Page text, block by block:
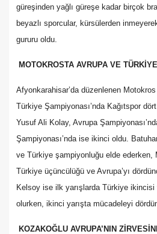
güreşinden yağlı güreşe kadar birçok
beyazlı sporcular, kürsülerden
gururu oldu.
MOTOKROSTA AVRUPA VE
Afyonkarahisar’da düzenlenen
Türkiye Şampiyonası’nda Kağıtspor
Yusuf Ali Kolay, Avrupa
Şampiyonası’nda ise ikinci oldu.
ve Türkiye şampiyonluğu elde ederken,
Türkiye üçüncülüğü ve Avrupa’yı
Kelsoy ise ilk yarışlarda Türkiye
olurken, ikinci yarışta mücadeleyi
KOZAKOĞLU AVRUPA’NIN